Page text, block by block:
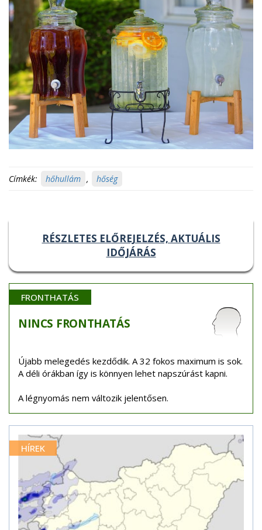
Címkék: hőhullám , hőség
RÉSZLETES ELŐREJELZÉS, AKTUÁLIS
IDŐJÁRÁS
FRONTHATÁS
NINCS FRONTHATÁS
Újabb melegedés kezdődik. A 32 fokos maximum is sok.
A déli órákban így is könnyen lehet napszúrást kapni.
A légnyomás nem változik jelentősen.
HÍREK